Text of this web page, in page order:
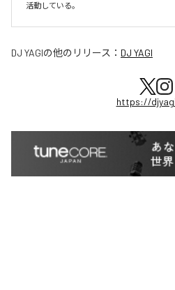
活動している。
DJ YAGIの他のリリース： DJ YAGI
https://